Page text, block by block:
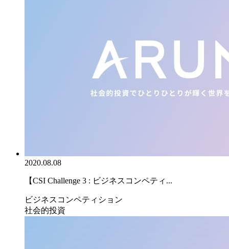
2020.08.08
【CSI Challenge 3 : ビジネスコンペティ...
ビジネスコンペティション
社会的投資